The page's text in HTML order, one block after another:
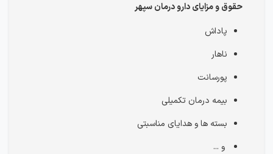
حقوق و مزایای دارو درمان سپهر
پاداش
ناهار
پورسانت
بیمه درمان تکمیلی
بسته ها و هدایای مناسبتی
و ...